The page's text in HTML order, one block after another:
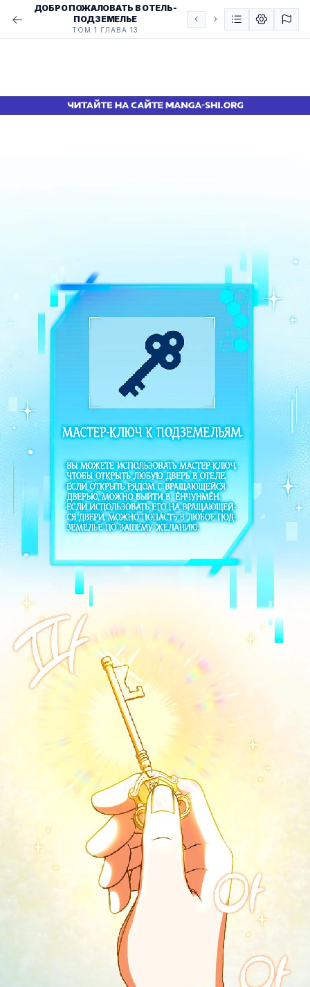
ДОБРО ПОЖАЛОВАТЬ В ОТЕЛЬ-
ПОДЗЕМЕЛЬЕ
ТОМ 1 ГЛАВА 13